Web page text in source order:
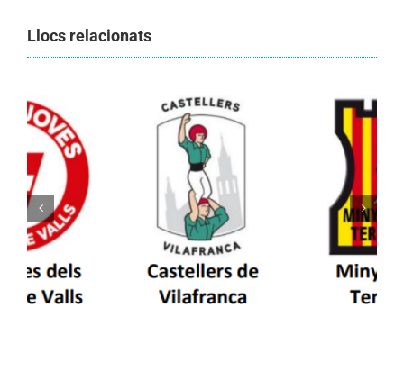
Llocs relacionats
Els Castellers de Vilafranca unieixen tradició i
patrimoni en un viatge de colla a la Vall
d’Aran i a la Vall de Boí